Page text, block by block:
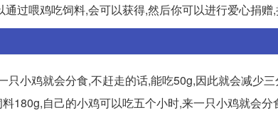
过喂鸡吃饲料,会可以获得,然后你可以进行爱心捐赠
小鸡就会分食,不赶走的话,能吃50g,因此就会减少
180g,自己的小鸡可以吃五个小时,来一只小鸡就会